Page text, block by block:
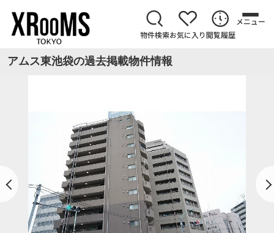
物件検索お気に入り閲覧履歴
メニュー
アムス東池袋の過去掲載物件情報